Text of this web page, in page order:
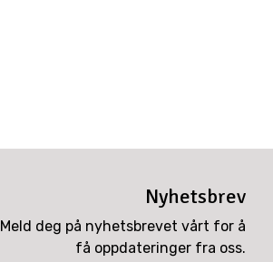
Nyhetsbrev
Meld deg på nyhetsbrevet vårt for å
få oppdateringer fra oss.